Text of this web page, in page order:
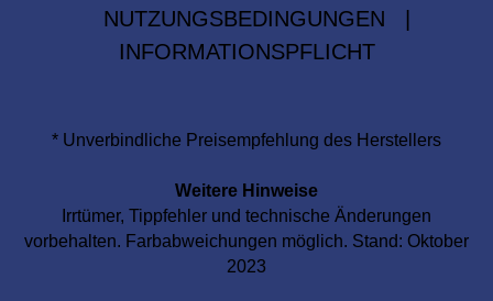
NUTZUNGSBEDINGUNGEN
INFORMATIONSPFLICHT
* Unverbindliche Preisempfehlung des Herstellers
Weitere Hinweise
Irrtümer, Tippfehler und technische Änderungen
vorbehalten. Farbabweichungen möglich. Stand: Oktober
2023